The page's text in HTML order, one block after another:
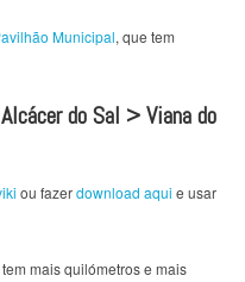
Municipal, que tem
Alcácer do Sal > Viana do
ou fazerdownload aqui e usar
mais quilómetros e mais